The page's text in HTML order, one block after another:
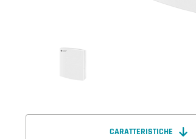
CARATTERISTICHE